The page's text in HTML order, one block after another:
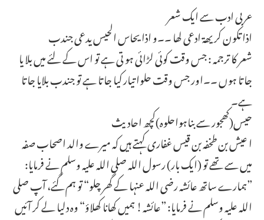
عربی ادب سے ایک شعر
اذا تکون کریھة ادعی لھا ۔۔و اذا یحاس الحیس یدعی جندب
شعر کا ترجمہ : جس وقت کوئی لڑائی ہو تی ہے تو اس کے لئے میں بلا یا
جا تا ہوں ۔۔اور جس وقت حلوا تیار کیا جا تا ہے تو جندب بلایا جا تا
ہے۔
حیس(کھجور سے بناہواحلوہ)کچھ احادیث
ا عیش بن طخفہ بن قیس غفاری کہتے ہیں کہ میرے والد اصحاب صفہ
میں سے تھے تو (ایک بار) رسول اللہ صلی اللہ علیہ وسلم نے فرمایا:
”ہمارے ساتھ عائشہ رضی اللہ عنہا کے گھر چلو“ تو ہم گئے، آپ صلی
اللہ علیہ وسلم نے فرمایا: ”عائشہ! ہمیں کھانا کھلاؤ“ وہ دلیا لے کر آئیں